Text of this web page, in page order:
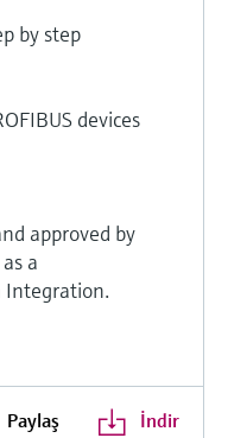
by step
devices
approved by
a
Integration.
Paylaş İndir